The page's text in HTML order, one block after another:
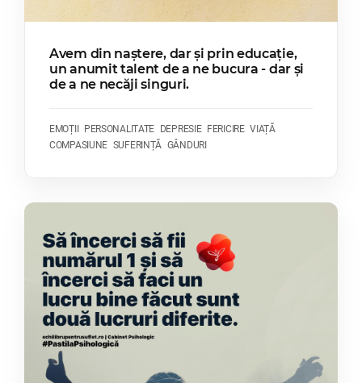
Avem din naștere, dar și prin educație,
un anumit talent de a ne bucura - dar și
de a ne necăji singuri.
EMOȚII PERSONALITATE DEPRESIE FERICIRE VIAȚĂ
COMPASIUNE SUFERINȚĂ GÂNDURI